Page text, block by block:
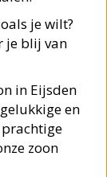
je wilt?
je blij van
in Eijsden
en
zoon